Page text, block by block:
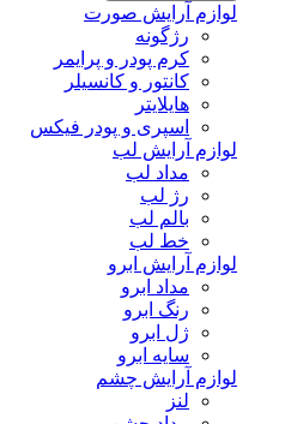
لوازم آرایش صورت
رژگونه
کرم پودر و پرایمر
کانتور و کانسیلر
هایلایتر
اسپری و پودر فیکس
لوازم آرایش لب
مداد لب
رژ لب
بالم لب
خط لب
لوازم آرایش ابرو
مداد ابرو
رنگ ابرو
ژل ابرو
سایه ابرو
لوازم آرایش چشم
لنز